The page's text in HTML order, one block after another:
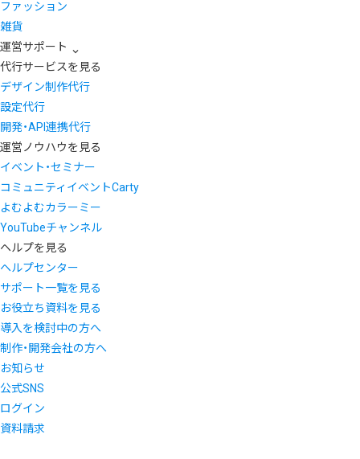
ファッション
雑貨
運営サポート
代行サービスを見る
デザイン制作代行
設定代行
開発・API連携代行
運営ノウハウを見る
イベント・セミナー
コミュニティイベントCarty
よむよむカラーミー
YouTubeチャンネル
ヘルプを見る
ヘルプセンター
サポート一覧を見る
お役立ち資料を見る
導入を検討中の方へ
制作・開発会社の方へ
お知らせ
公式SNS
ログイン
資料請求